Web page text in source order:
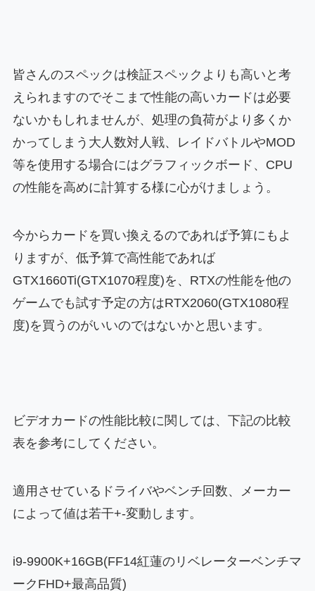
皆さんのスペックは検証スペックよりも高いと考
えられますのでそこまで性能の高いカードは必要
ないかもしれませんが、処理の負荷がより多くか
かってしまう大人数対人戦、レイドバトルやMOD
等を使用する場合にはグラフィックボード、CPU
の性能を高めに計算する様に心がけましょう。
今からカードを買い換えるのであれば予算にもよ
りますが、低予算で高性能であれば
GTX1660Ti(GTX1070程度)を、RTXの性能を他の
ゲームでも試す予定の方はRTX2060(GTX1080程
度)を買うのがいいのではないかと思います。
ビデオカードの性能比較に関しては、下記の比較
表を参考にしてください。
適用させているドライバやベンチ回数、メーカー
によって値は若干+-変動します。
i9-9900K+16GB(FF14紅蓮のリベレーターベンチマ
ークFHD+最高品質)